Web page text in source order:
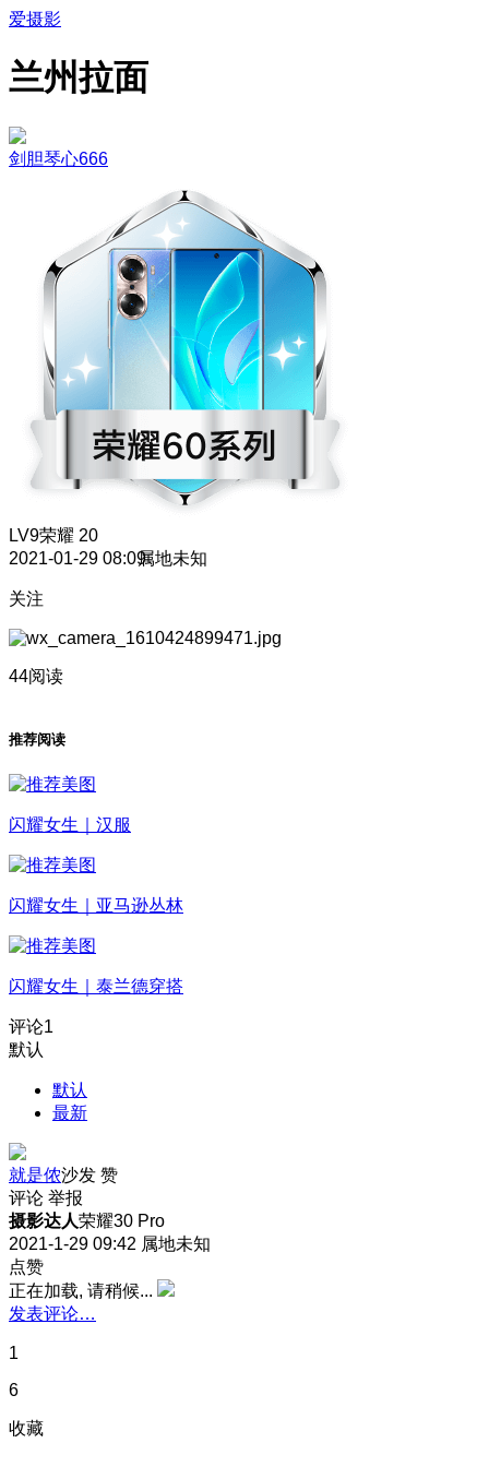
爱摄影
兰州拉面
剑胆琴心666
LV9荣耀 20
2021-01-29 08:09属地未知
关注
44阅读
推荐阅读
闪耀女生｜汉服
闪耀女生｜亚马逊丛林
闪耀女生｜泰兰德穿搭
评论1
默认
默认
最新
就是侬沙发 赞
评论 举报
摄影达人荣耀30 Pro
2021-1-29 09:42 属地未知
点赞
正在加载, 请稍候...
发表评论…
1
6
收藏